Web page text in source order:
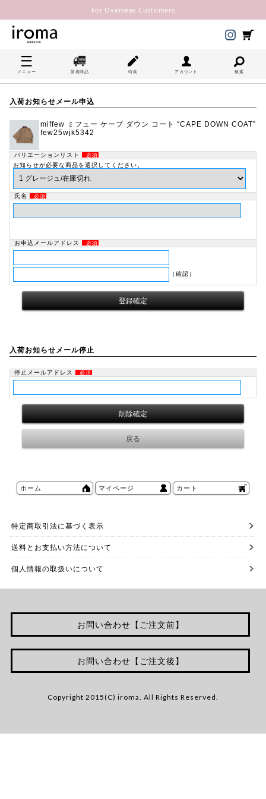
For Overseas Customers
メニュー 新着商品 特集 アカウント 検索
入荷お知らせメール申込
miffew ミフュー ケープ ダウン コート “CAPE DOWN COAT”
few25wjk5342
バリエーションリスト 必須
お知らせが必要な商品を選択してください。
氏名 必須
お申込メールアドレス 必須
（確認）
入荷お知らせメール停止
停止メールアドレス 必須
ホーム マイページ カート
特定商取引法に基づく表示
送料とお支払い方法について
個人情報の取扱いについて
お問い合わせ【ご注文前】
お問い合わせ【ご注文後】
Copyright 2015(C) iroma. All Rights Reserved.